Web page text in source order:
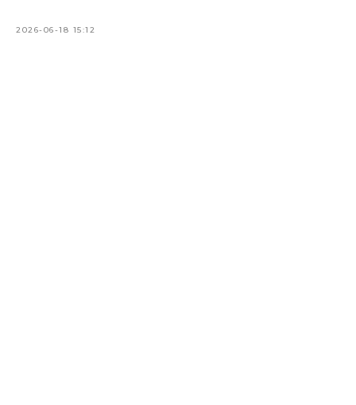
2026-06-18 15:12